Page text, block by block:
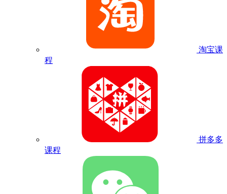
淘宝课
程
拼多多
课程